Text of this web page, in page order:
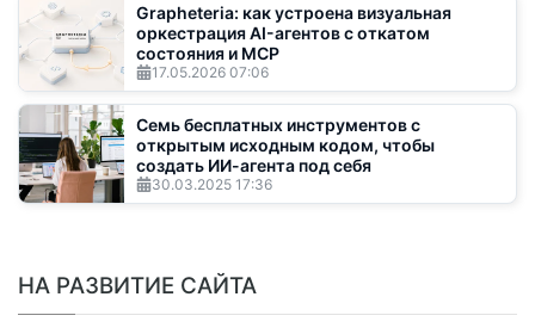
Grapheteria: как устроена визуальная
оркестрация AI-агентов с откатом
состояния и MCP
17.05.2026 07:06
Семь бесплатных инструментов с
открытым исходным кодом, чтобы
создать ИИ-агента под себя
30.03.2025 17:36
НА РАЗВИТИЕ САЙТА